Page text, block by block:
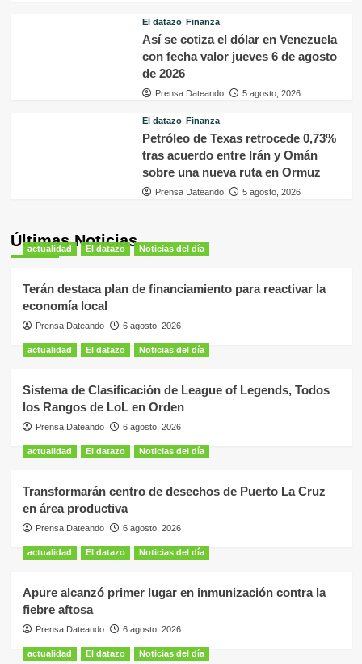
El datazo Finanza
Así se cotiza el dólar en Venezuela
con fecha valor jueves 6 de agosto
de 2026
Prensa Dateando 5 agosto, 2026
El datazo Finanza
Petróleo de Texas retrocede 0,73%
tras acuerdo entre Irán y Omán
sobre una nueva ruta en Ormuz
Prensa Dateando 5 agosto, 2026
Últimas Noticias
actualidad El datazo Noticias del día
Terán destaca plan de financiamiento para reactivar la
economía local
Prensa Dateando 6 agosto, 2026
actualidad El datazo Noticias del día
Sistema de Clasificación de League of Legends, Todos
los Rangos de LoL en Orden
Prensa Dateando 6 agosto, 2026
actualidad El datazo Noticias del día
Transformarán centro de desechos de Puerto La Cruz
en área productiva
Prensa Dateando 6 agosto, 2026
actualidad El datazo Noticias del día
Apure alcanzó primer lugar en inmunización contra la
fiebre aftosa
Prensa Dateando 6 agosto, 2026
actualidad El datazo Noticias del día